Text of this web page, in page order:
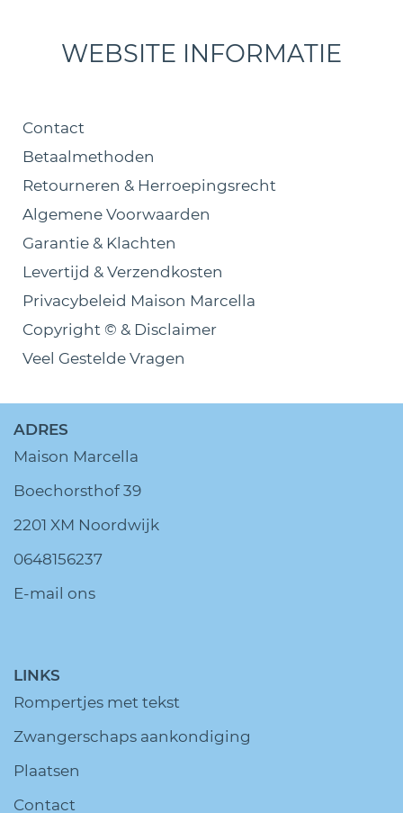
WEBSITE INFORMATIE
Contact
Betaalmethoden
Retourneren & Herroepingsrecht
Algemene Voorwaarden
Garantie & Klachten
Levertijd & Verzendkosten
Privacybeleid Maison Marcella
Copyright © & Disclaimer
Veel Gestelde Vragen
ADRES
Maison Marcella
Boechorsthof 39
2201 XM Noordwijk
0648156237
E-mail ons
LINKS
Rompertjes met tekst
Zwangerschaps aankondiging
Plaatsen
Contact